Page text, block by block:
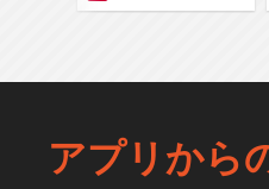
アプリから